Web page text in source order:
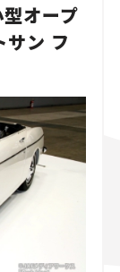
オープ
サン フ